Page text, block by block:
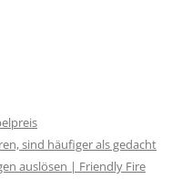
sind häufiger als gedacht
auslösen | Friendly Fire